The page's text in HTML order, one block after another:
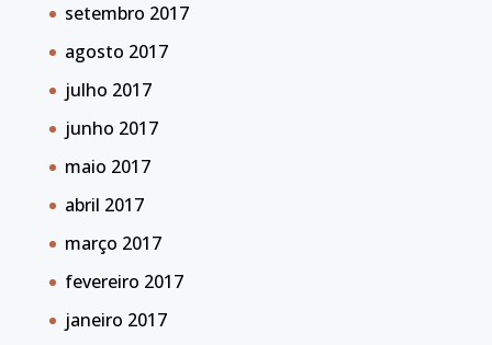
setembro 2017
agosto 2017
julho 2017
junho 2017
maio 2017
abril 2017
março 2017
fevereiro 2017
janeiro 2017